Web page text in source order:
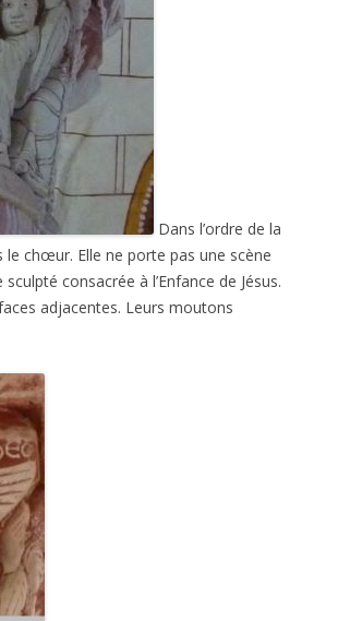
Dans l’ordre de la
chœur. Elle ne porte pas une scène
consacrée à l’Enfance de Jésus.
adjacentes. Leurs moutons